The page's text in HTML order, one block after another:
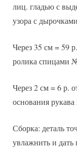
лиц. гладью с
узора с
Через 35 см = 59
ролика спицами
Через 2 см = 6 р.
основания
Сборка: деталь
увлажнить и дать